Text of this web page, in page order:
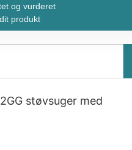
og vurderet
produkt
støvsuger med